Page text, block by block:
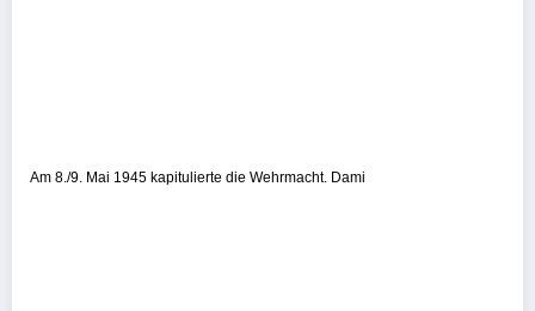
Am 8./9. Mai 1945 kapitulierte die Wehrmacht. Dami